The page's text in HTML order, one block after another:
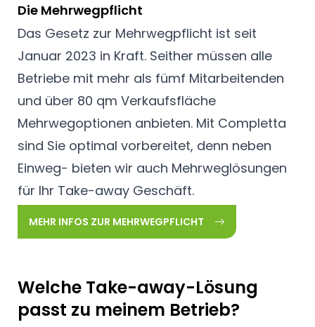
Die Mehrwegpflicht
Das Gesetz zur Mehrwegpflicht ist seit
Januar 2023 in Kraft. Seither müssen alle
Betriebe mit mehr als fümf Mitarbeitenden
und über 80 qm Verkaufsfläche
Mehrwegoptionen anbieten. Mit Completta
sind Sie optimal vorbereitet, denn neben
Einweg- bieten wir auch Mehrweglösungen
für Ihr Take-away Geschäft.
MEHR INFOS ZUR MEHRWEGPFLICHT
Welche Take-away-Lösung
passt zu meinem Betrieb?